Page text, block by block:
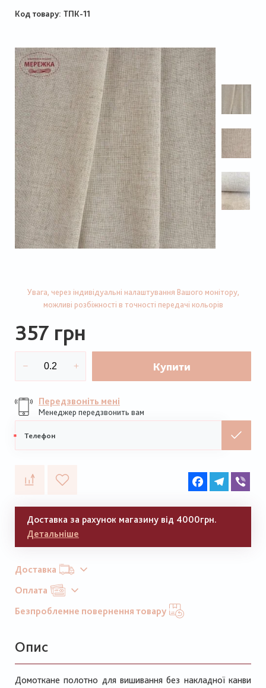
Код товару ТПК-11
Увага, через індивідуальні налаштування Вашого монітору,
можливі розбіжності в точності передачі кольорів
357 грн
Купити
Передзвоніть мені
Менеджер передзвонить вам
телефон
FacebookTelegram
Доставка за рахунок магазину від 4000грн.
Детальніше
Доставка
Оплата
Безпроблемне повернення товару
Опис
Домоткане полотно для вишивання без накладної канви